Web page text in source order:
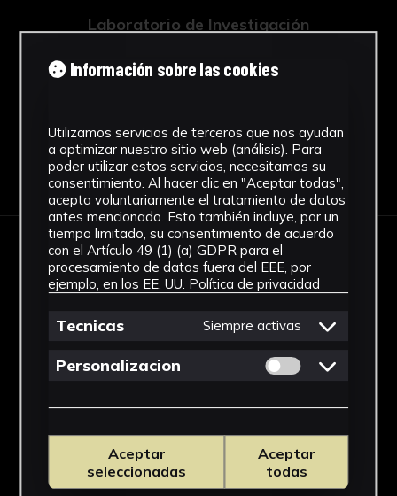
Laboratorio de Investigación
Ver más
Descargar Ficha
IMÁGENES
Información sobre las cookies
Utilizamos servicios de terceros que nos ayudan
a optimizar nuestro sitio web (análisis). Para
poder utilizar estos servicios, necesitamos su
consentimiento. Al hacer clic en "Aceptar todas",
acepta voluntariamente el tratamiento de datos
antes mencionado. Esto también incluye, por un
tiempo limitado, su consentimiento de acuerdo
con el Artículo 49 (1) (a) GDPR para el
procesamiento de datos fuera del EEE, por
ejemplo, en los EE. UU. Política de privacidad
Tecnicas Siempre activas
Personalizacion Permitir cookies
Aceptar
seleccionadas
Aceptar
todas